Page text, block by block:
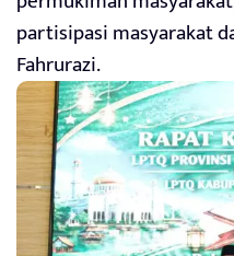
partisipasi masyarakat
Fahrurazi.